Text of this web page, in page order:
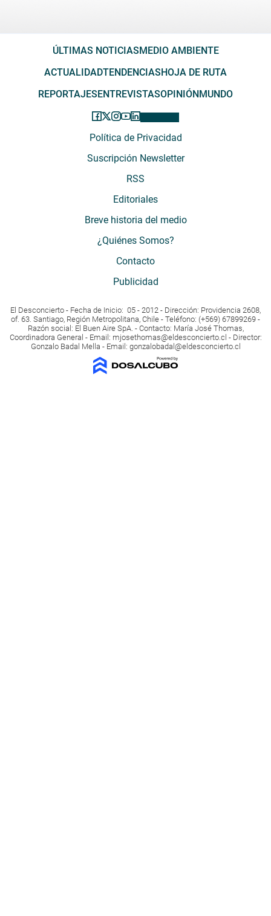
ÚLTIMAS NOTICIASMEDIO AMBIENTE
ACTUALIDADTENDENCIASHOJA DE RUTA
REPORTAJESENTREVISTASOPINIÓNMUNDO
Política de Privacidad
Suscripción Newsletter
RSS
Editoriales
Breve historia del medio
¿Quiénes Somos?
Contacto
Publicidad
El Desconcierto - Fecha de Inicio: 05 - 2012 - Dirección: Providencia 2608,
of. 63. Santiago, Región Metropolitana, Chile - Teléfono: (+569) 67899269 -
Razón social: El Buen Aire SpA. - Contacto: María José Thomas,
Coordinadora General - Email: mjosethomas@eldesconcierto.cl - Director:
Gonzalo Badal Mella - Email: gonzalobadal@eldesconcierto.cl